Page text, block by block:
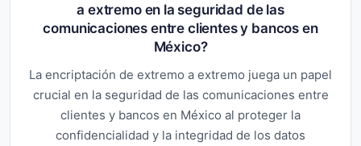
a extremo en la seguridad de las
comunicaciones entre clientes y bancos en
México?
La encriptación de extremo a extremo juega un papel
crucial en la seguridad de las comunicaciones entre
clientes y bancos en México al proteger la
confidencialidad y la integridad de los datos